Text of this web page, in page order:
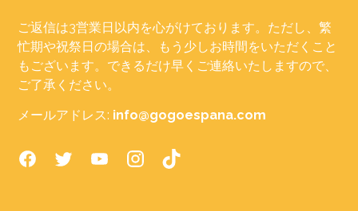
ご返信は3営業日以内を心がけております。ただし、繁
忙期や祝祭日の場合は、もう少しお時間をいただくこと
もございます。できるだけ早くご連絡いたしますので、
ご了承ください。
メールアドレス: info@gogoespana.com